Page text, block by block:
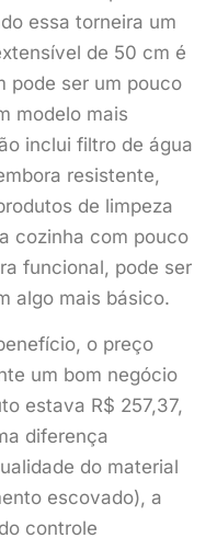
essa torneira um
de 50 cm é
pode ser um pouco
modelo mais
inclui filtro de água
resistente,
de limpeza
cozinha com pouco
funcional, pode ser
algo mais básico.
o preço
um bom negócio
estava R$ 257,37,
diferença
do material
escovado), a
controle